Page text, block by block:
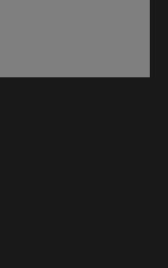
ventana)